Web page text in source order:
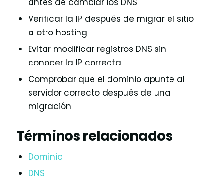
antes de cambiar los DNS
Verificar la IP después de migrar el sitio
a otro hosting
Evitar modificar registros DNS sin
conocer la IP correcta
Comprobar que el dominio apunte al
servidor correcto después de una
migración
Términos relacionados
Dominio
DNS